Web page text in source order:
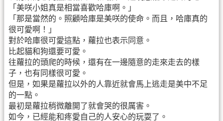
「美咲小姐真是相當喜歡哈庫啊。」
「那是當然的。照顧哈庫是美咲的使命。而且，哈庫真的
很可愛啊！」
對於哈庫很可愛這點，蘿拉也表示同意。
比起貓和狗還要可愛。
往蘿拉的頭爬的時候，還有在一邊隨意的走來走去的樣
子，也有同樣很可愛。
但是，如果是蘿拉以外的人靠近就會馬上逃走是美中不足
的一點。
最初是蘿拉稍微離開了就會哭的很厲害。
如今，已經能和疼愛自己的人安心的玩耍了。